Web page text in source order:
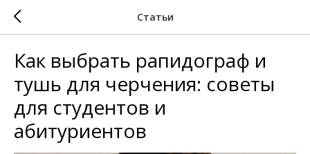
Статьи
Как выбрать рапидограф и
тушь для черчения: советы
для студентов и
абитуриентов